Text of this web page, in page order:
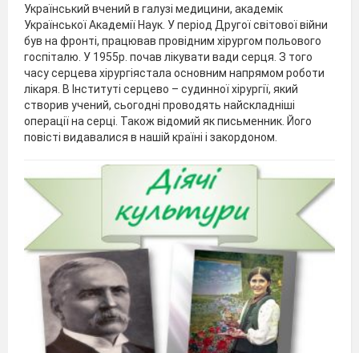
Український вчений в галузі медицини, академік
Української Академії Наук. У період Другої світової війни
був на фронті, працював провідним хірургом польового
госпіталю. У 1955р. почав лікувати вади серця. З того
часу серцева хірургіястала основним напрямом роботи
лікаря. В Інституті серцево – судинної хірургії, який
створив учений, сьогодні проводять найскладніші
операції на серці. Також відомий як письменник. Його
повісті видавалися в нашій країні і закордоном.